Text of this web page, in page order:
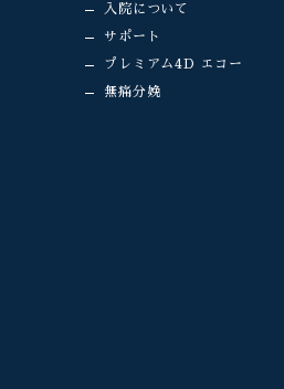
入院について
サポート
プレミアム4D エコー
無痛分娩